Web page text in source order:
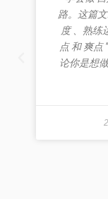
路。这篇
度 、熟练
点 和 爽点
论你是想